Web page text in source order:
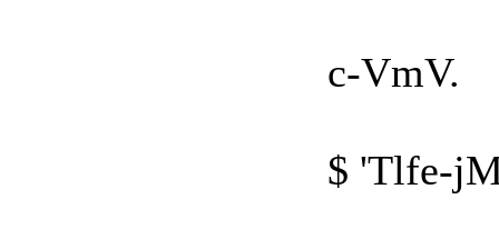
c-VmV.
$ 'Tlfe-